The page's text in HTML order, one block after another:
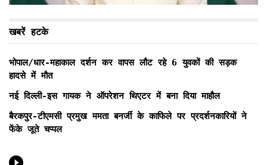
खबरें हटके
भोपाल/धार-महाकाल दर्शन कर वापस लौट रहे 6 युवकों की सड़क
हादसे में मौत
नई दिल्ली-इस गायक ने ऑपरेशन थिएटर में बना दिया माहौल
बैरकपुर-टीएमसी प्रमुख ममता बनर्जी के काफिले पर प्रदर्शनकारियों ने
फेंके जूते चप्पल